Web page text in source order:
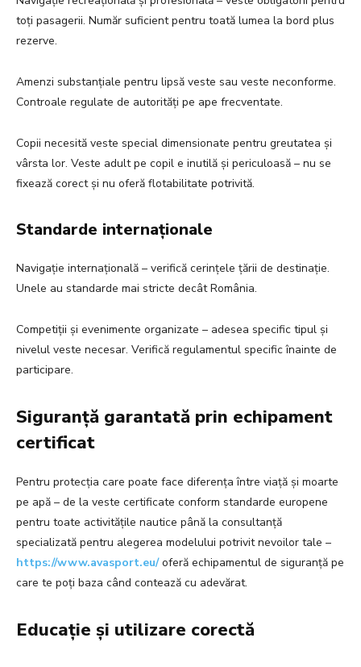
toți pasagerii. Număr suficient pentru toată lumea la bord plus
rezerve.
Amenzi substanțiale pentru lipsă veste sau veste neconforme.
Controale regulate de autorități pe ape frecventate.
Copii necesită veste special dimensionate pentru greutatea și
vârsta lor. Veste adult pe copil e inutilă și periculoasă – nu se
fixează corect și nu oferă flotabilitate potrivită.
Standarde internaționale
Navigație internațională – verifică cerințele țării de destinație.
Unele au standarde mai stricte decât România.
Competiții și evenimente organizate – adesea specific tipul și
nivelul veste necesar. Verifică regulamentul specific înainte de
participare.
Siguranță garantată prin echipament
certificat
Pentru protecția care poate face diferența între viață și moarte
pe apă – de la veste certificate conform standarde europene
pentru toate activitățile nautice până la consultanță
specializată pentru alegerea modelului potrivit nevoilor tale –
https://www.avasport.eu/oferă echipamentul de siguranță pe
care te poți baza când contează cu adevărat.
Educație și utilizare corectă